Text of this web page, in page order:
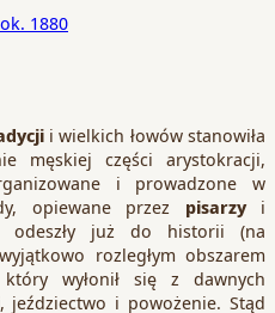
i wielkich łowów stanowiła
męskiej części arystokracji,
i prowadzone w
opiewane przez pisarzy i
odeszły już do historii (na
rozległym obszarem
wyłonił się z dawnych
, jeździectwo i powożenie. Stąd